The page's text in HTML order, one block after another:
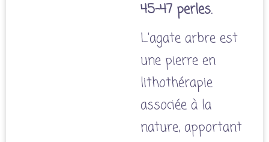
45-47 perles.
L'agate arbre est
une pierre en
lithothérapie
associée à la
nature, apportant